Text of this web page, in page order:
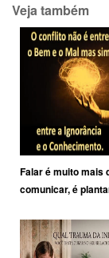
Veja também
Falar é muito mais
comunicar, é